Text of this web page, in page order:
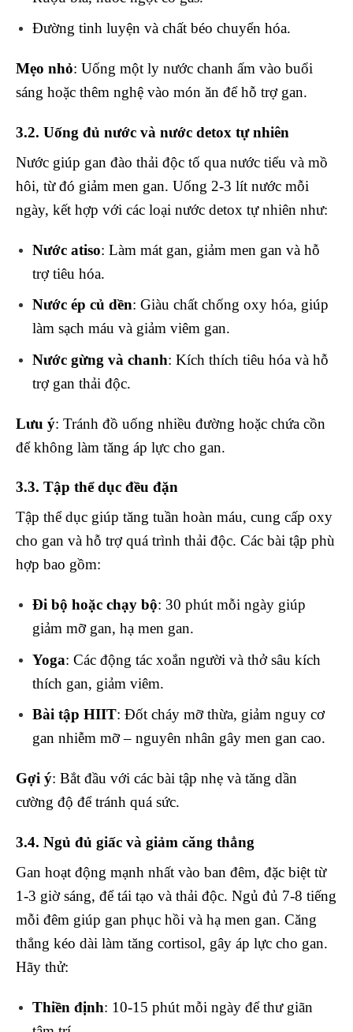
Đường tinh luyện và chất béo chuyển hóa.
Mẹo nhỏ: Uống một ly nước chanh ấm vào buổi
sáng hoặc thêm nghệ vào món ăn để hỗ trợ gan.
3.2. Uống đủ nước và nước detox tự nhiên
Nước giúp gan đào thải độc tố qua nước tiểu và mồ
hôi, từ đó giảm men gan. Uống 2-3 lít nước mỗi
ngày, kết hợp với các loại nước detox tự nhiên như:
Nước atiso: Làm mát gan, giảm men gan và hỗ
trợ tiêu hóa.
Nước ép củ dền: Giàu chất chống oxy hóa, giúp
làm sạch máu và giảm viêm gan.
Nước gừng và chanh: Kích thích tiêu hóa và hỗ
trợ gan thải độc.
Lưu ý: Tránh đồ uống nhiều đường hoặc chứa cồn
để không làm tăng áp lực cho gan.
3.3. Tập thể dục đều đặn
Tập thể dục giúp tăng tuần hoàn máu, cung cấp oxy
cho gan và hỗ trợ quá trình thải độc. Các bài tập phù
hợp bao gồm:
Đi bộ hoặc chạy bộ: 30 phút mỗi ngày giúp
giảm mỡ gan, hạ men gan.
Yoga: Các động tác xoắn người và thở sâu kích
thích gan, giảm viêm.
Bài tập HIIT: Đốt cháy mỡ thừa, giảm nguy cơ
gan nhiễm mỡ – nguyên nhân gây men gan cao.
Gợi ý: Bắt đầu với các bài tập nhẹ và tăng dần
cường độ để tránh quá sức.
3.4. Ngủ đủ giấc và giảm căng thẳng
Gan hoạt động mạnh nhất vào ban đêm, đặc biệt từ
1-3 giờ sáng, để tái tạo và thải độc. Ngủ đủ 7-8 tiếng
mỗi đêm giúp gan phục hồi và hạ men gan. Căng
thẳng kéo dài làm tăng cortisol, gây áp lực cho gan.
Hãy thử:
Thiền định: 10-15 phút mỗi ngày để thư giãn